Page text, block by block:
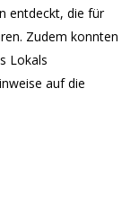
entdeckt, die für
Zudem konnten
Lokals
auf die